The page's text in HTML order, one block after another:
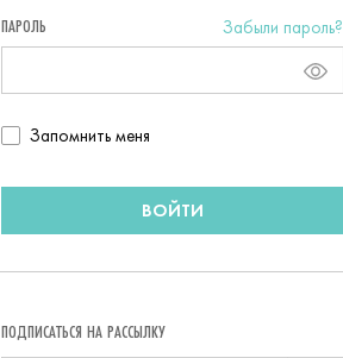
ПАРОЛЬ Забыли пароль?
Запомнить
Запомнить меня
ВОЙТИ
ПОДПИСАТЬСЯ НА РАССЫЛКУ